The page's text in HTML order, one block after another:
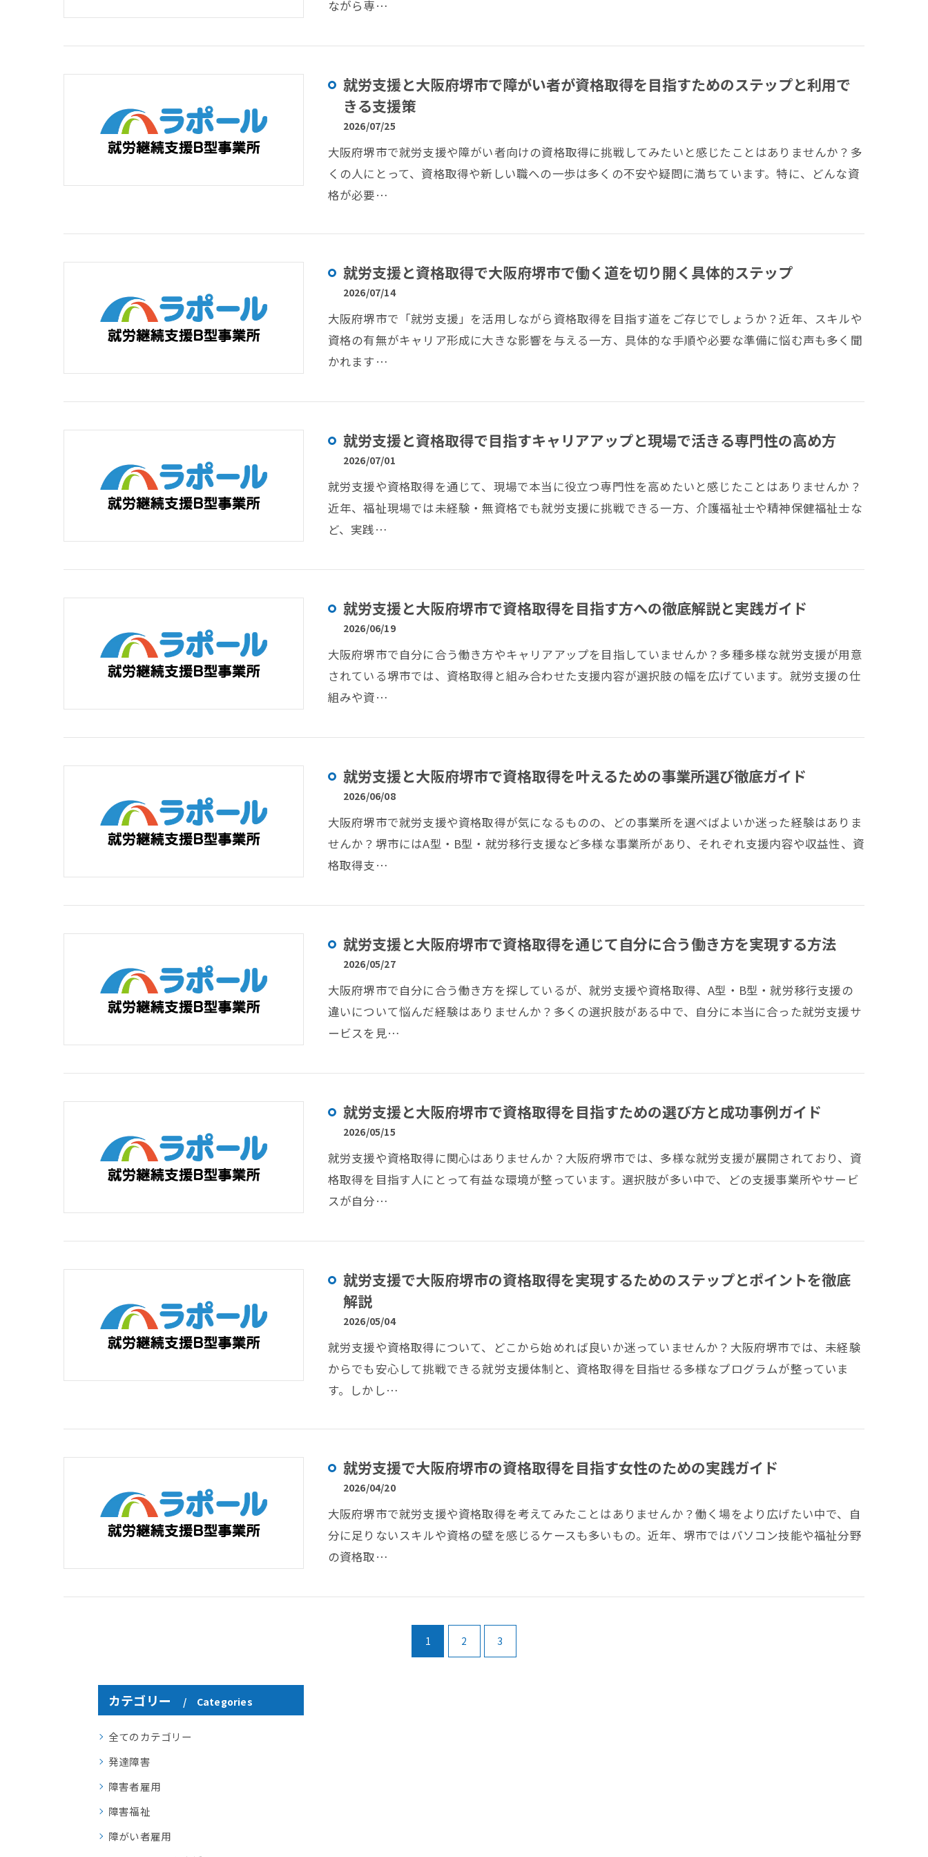
ながら専…
就労支援と大阪府堺市で障がい者が資格取得を目指すためのステップと利用で
きる支援策
2026/07/25
大阪府堺市で就労支援や障がい者向けの資格取得に挑戦してみたいと感じたことはありませんか？多
くの人にとって、資格取得や新しい職への一歩は多くの不安や疑問に満ちています。特に、どんな資
格が必要…
就労支援と資格取得で大阪府堺市で働く道を切り開く具体的ステップ
2026/07/14
大阪府堺市で「就労支援」を活用しながら資格取得を目指す道をご存じでしょうか？近年、スキルや
資格の有無がキャリア形成に大きな影響を与える一方、具体的な手順や必要な準備に悩む声も多く聞
かれます…
就労支援と資格取得で目指すキャリアアップと現場で活きる専門性の高め方
2026/07/01
就労支援や資格取得を通じて、現場で本当に役立つ専門性を高めたいと感じたことはありませんか？
近年、福祉現場では未経験・無資格でも就労支援に挑戦できる一方、介護福祉士や精神保健福祉士な
ど、実践…
就労支援と大阪府堺市で資格取得を目指す方への徹底解説と実践ガイド
2026/06/19
大阪府堺市で自分に合う働き方やキャリアアップを目指していませんか？多種多様な就労支援が用意
されている堺市では、資格取得と組み合わせた支援内容が選択肢の幅を広げています。就労支援の仕
組みや資…
就労支援と大阪府堺市で資格取得を叶えるための事業所選び徹底ガイド
2026/06/08
大阪府堺市で就労支援や資格取得が気になるものの、どの事業所を選べばよいか迷った経験はありま
せんか？堺市にはA型・B型・就労移行支援など多様な事業所があり、それぞれ支援内容や収益性、資
格取得支…
就労支援と大阪府堺市で資格取得を通じて自分に合う働き方を実現する方法
2026/05/27
大阪府堺市で自分に合う働き方を探しているが、就労支援や資格取得、A型・B型・就労移行支援の
違いについて悩んだ経験はありませんか？多くの選択肢がある中で、自分に本当に合った就労支援サ
ービスを見…
就労支援と大阪府堺市で資格取得を目指すための選び方と成功事例ガイド
2026/05/15
就労支援や資格取得に関心はありませんか？大阪府堺市では、多様な就労支援が展開されており、資
格取得を目指す人にとって有益な環境が整っています。選択肢が多い中で、どの支援事業所やサービ
スが自分…
就労支援で大阪府堺市の資格取得を実現するためのステップとポイントを徹底
解説
2026/05/04
就労支援や資格取得について、どこから始めれば良いか迷っていませんか？大阪府堺市では、未経験
からでも安心して挑戦できる就労支援体制と、資格取得を目指せる多様なプログラムが整っていま
す。しかし…
就労支援で大阪府堺市の資格取得を目指す女性のための実践ガイド
2026/04/20
大阪府堺市で就労支援や資格取得を考えてみたことはありませんか？働く場をより広げたい中で、自
分に足りないスキルや資格の壁を感じるケースも多いもの。近年、堺市ではパソコン技能や福祉分野
の資格取…
1 2 3
カテゴリー Categories
全てのカテゴリー
発達障害
障害者雇用
障害福祉
障がい者雇用